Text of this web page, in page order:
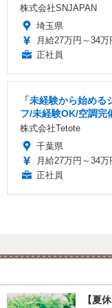
株式会社SNJAPAN
埼玉県
月給27万円～34万
正社員
「未経験から始め
フ/未経験OK/空調完
株式会社Tetote
千葉県
月給27万円～34万
正社員
【夏